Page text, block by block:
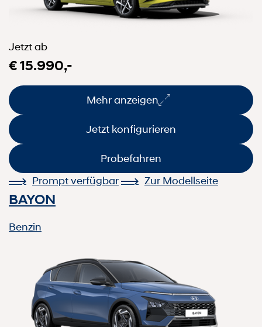
Jetzt ab
€ 15.990,-
Mehr anzeigen
Jetzt konfigurieren
Probefahren
Prompt verfügbar
Zur Modellseite
BAYON
Benzin